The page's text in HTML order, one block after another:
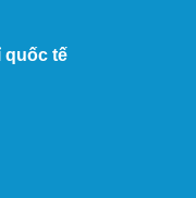
quốc tế